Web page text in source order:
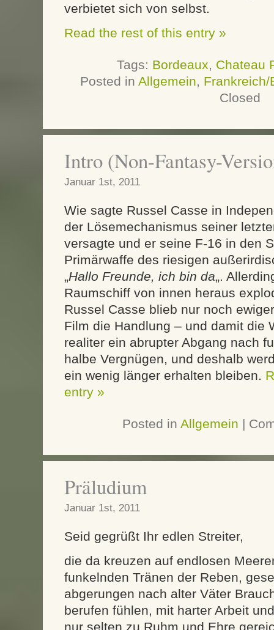
verbietet sich von selbst.
Read the rest of this entry »
Tags: Bordeaux, Chateau
Posted in Allgemein, Frankreich/
Closed
Intro (Non-Fantasy-
Januar 1st, 2011
Wie sagte Russel Casse in
der Lösemechanismus seiner
versagte und er seine F-16 in den
Primärwaffe des riesigen
„Hallo Freunde, ich bin da„.
Raumschiff von innen heraus
Russel Casse blieb nur noch
Film die Handlung – und damit die
realiter ein abrupter Abgang nach
halbe Vergnügen, und deshalb
ein wenig länger erhalten bleiben.
entry »
Posted in Allgemein |
Präludium
Januar 1st, 2011
Seid gegrüßt Ihr edlen Streiter,
die da kreuzen auf endlosen
funkelnden Tränen der Reben,
abgerungen nach alter Väter
berufen fühlen, mit harter Arbeit
nur selten zu Ruhm und Ehre